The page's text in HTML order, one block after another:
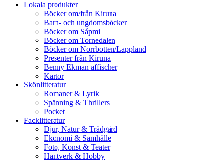
Lokala produkter
Böcker om/från Kiruna
Barn- och ungdomsböcker
Böcker om Sápmi
Böcker om Tornedalen
Böcker om Norrbotten/Lappland
Presenter från Kiruna
Benny Ekman affischer
Kartor
Skönlitteratur
Romaner & Lyrik
Spänning & Thrillers
Pocket
Facklitteratur
Djur, Natur & Trädgård
Ekonomi & Samhälle
Foto, Konst & Teater
Hantverk & Hobby